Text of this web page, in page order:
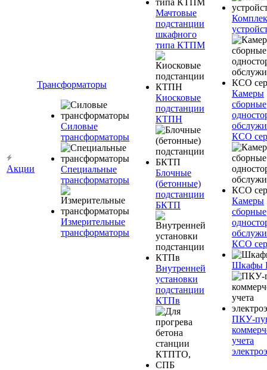
Акции
Трансформаторы
Силовые
трансформаторы
Специальные
трансформаторы
Измерительные
трансформаторы
Мачтовые
подстанции
шкафного
типа КТПМ
Киосковые
подстанции
КТПН
Блочные
(бетонные)
подстанции
БКТП
Внутренней
установки
подстанции
КТПв
Камеры
сборные
КСО
Камеры
сборные
КСО
Шкафы
ПКУ-
учета